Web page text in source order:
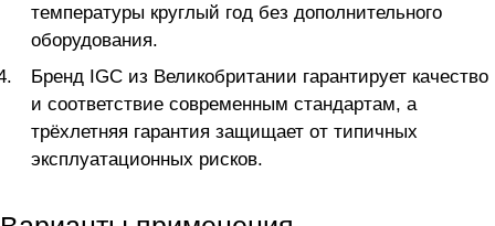
температуры круглый год без дополнительного
оборудования.
Бренд IGC из Великобритании гарантирует качество
и соответствие современным стандартам, а
трёхлетняя гарантия защищает от типичных
эксплуатационных рисков.